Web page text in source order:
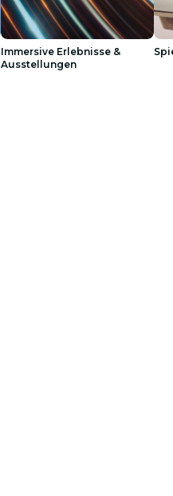
Immersive Erlebnisse &
Ausstellungen